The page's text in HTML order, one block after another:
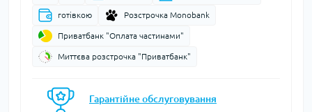
готівкою Розстрочка Monobank
Приватбанк "Оплата частинами"
Миттєва розстрочка "Приватбанк"
Гарантійне обслуговування